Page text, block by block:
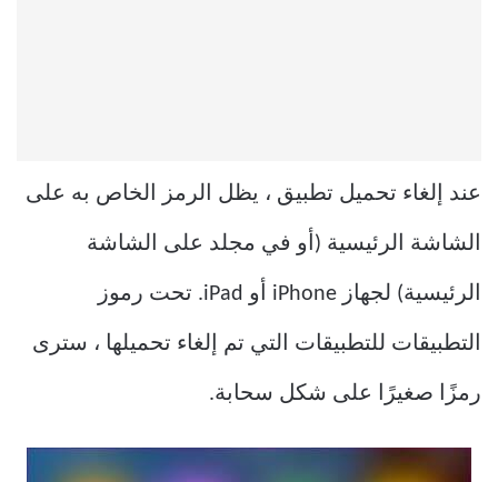
عند إلغاء تحميل تطبيق ، يظل الرمز الخاص به على
الشاشة الرئيسية (أو في مجلد على الشاشة
الرئيسية) لجهاز iPhone أو iPad. تحت رموز
التطبيقات للتطبيقات التي تم إلغاء تحميلها ، سترى
رمزًا صغيرًا على شكل سحابة.